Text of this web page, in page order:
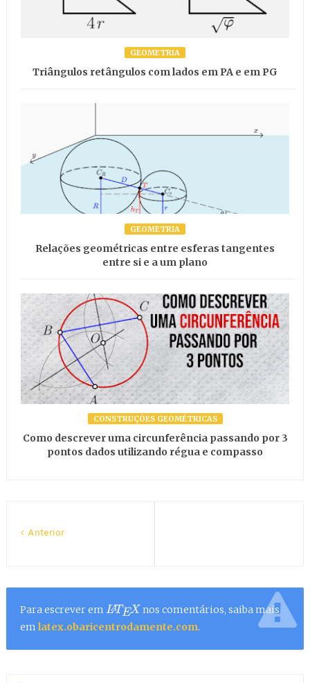
GEOMETRIA
Triângulos retângulos com lados em PA e em PG
GEOMETRIA
Relações geométricas entre esferas tangentes
entre si e a um plano
CONSTRUÇÕES GEOMÉTRICAS
Como descrever uma circunferência passando por 3
pontos dados utilizando régua e compasso
Anterior
Para escrever em LATEX nos comentários, saiba mais
em latex.obaricentrodamente.com.